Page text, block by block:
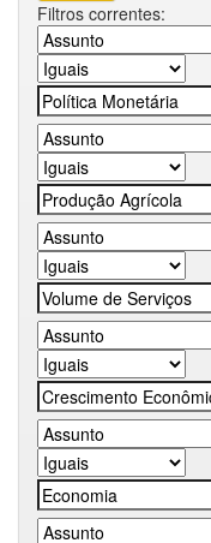
Filtros correntes: